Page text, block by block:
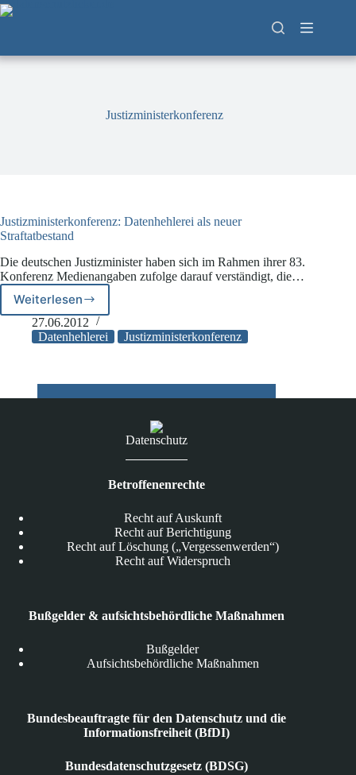
Zum
Inhalt
Justizministerkonferenz
Justizministerkonferenz: Datenhehlerei als neuer
Straftatbestand
Die deutschen Justizminister haben sich im Rahmen ihrer 83.
Konferenz Medienangaben zufolge darauf verständigt, die…
WeiterlesenJustizministerkonferenz:
Datenhehlerei
als
27.06.2012
Datenhehlerei
Justizministerkonferenz
Datenschutz
Betroffenenrechte
Recht auf Auskunft
Recht auf Berichtigung
Recht auf Löschung („Vergessenwerden“)
Recht auf Widerspruch
Bußgelder & aufsichtsbehördliche Maßnahmen
Bußgelder
Aufsichtsbehördliche Maßnahmen
Bundesbeauftragte für den Datenschutz und die
Informationsfreiheit (BfDI)
Bundesdatenschutzgesetz (BDSG)